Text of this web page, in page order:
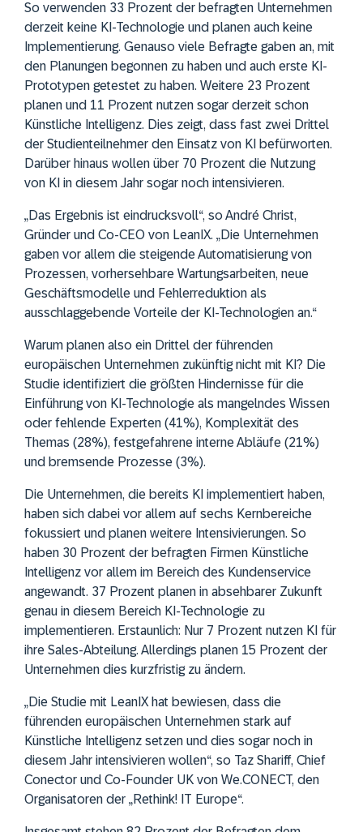
So verwenden 33 Prozent der befragten Unternehmen
derzeit keine KI-Technologie und planen auch keine
Implementierung. Genauso viele Befragte gaben an, mit
den Planungen begonnen zu haben und auch erste KI-
Prototypen getestet zu haben. Weitere 23 Prozent
planen und 11 Prozent nutzen sogar derzeit schon
Künstliche Intelligenz. Dies zeigt, dass fast zwei Drittel
der Studienteilnehmer den Einsatz von KI befürworten.
Darüber hinaus wollen über 70 Prozent die Nutzung
von KI in diesem Jahr sogar noch intensivieren.
„Das Ergebnis ist eindrucksvoll“, so André Christ,
Gründer und Co-CEO von LeanIX. „Die Unternehmen
gaben vor allem die steigende Automatisierung von
Prozessen, vorhersehbare Wartungsarbeiten, neue
Geschäftsmodelle und Fehlerreduktion als
ausschlaggebende Vorteile der KI-Technologien an.“
Warum planen also ein Drittel der führenden
europäischen Unternehmen zukünftig nicht mit KI? Die
Studie identifiziert die größten Hindernisse für die
Einführung von KI-Technologie als mangelndes Wissen
oder fehlende Experten (41%), Komplexität des
Themas (28%), festgefahrene interne Abläufe (21%)
und bremsende Prozesse (3%).
Die Unternehmen, die bereits KI implementiert haben,
haben sich dabei vor allem auf sechs Kernbereiche
fokussiert und planen weitere Intensivierungen. So
haben 30 Prozent der befragten Firmen Künstliche
Intelligenz vor allem im Bereich des Kundenservice
angewandt. 37 Prozent planen in absehbarer Zukunft
genau in diesem Bereich KI-Technologie zu
implementieren. Erstaunlich: Nur 7 Prozent nutzen KI für
ihre Sales-Abteilung. Allerdings planen 15 Prozent der
Unternehmen dies kurzfristig zu ändern.
„Die Studie mit LeanIX hat bewiesen, dass die
führenden europäischen Unternehmen stark auf
Künstliche Intelligenz setzen und dies sogar noch in
diesem Jahr intensivieren wollen“, so Taz Shariff, Chief
Conector und Co-Founder UK von We.CONECT, den
Organisatoren der „Rethink! IT Europe“.